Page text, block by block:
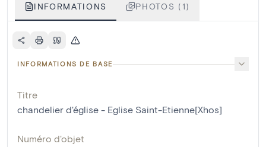
INFORMATIONS PHOTOS (1)
INFORMATIONS DE BASE
Titre
chandelier d'église - Eglise Saint-Etienne[Xhos]
Numéro d'objet